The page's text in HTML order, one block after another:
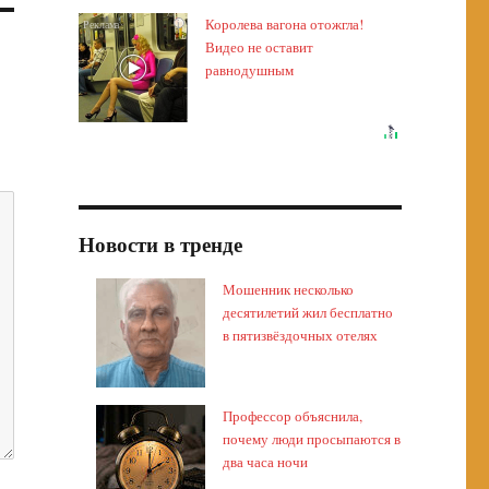
i
Королева вагона отожгла!
Видео не оставит
равнодушным
Новости в тренде
Мошенник несколько
десятилетий жил бесплатно
в пятизвёздочных отелях
Профессор объяснила,
почему люди просыпаются в
два часа ночи